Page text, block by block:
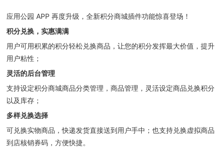
应用公园 APP 再度升级，全新积分商城插件功能惊喜登场！
积分兑换，实惠满满
用户可用积累的积分轻松兑换商品，让您的积分发挥最大价值，提升
用户粘性；
灵活的后台管理
支持设定积分商城商品分类管理，商品管理，灵活设定商品兑换积分
以及库存；
多样兑换选择
可兑换实物商品，快递发货直接送到用户手中；也支持兑换虚拟商品
到店核销券码，方便快捷。